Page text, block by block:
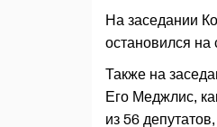
На заседании
остановился на
Также на
Его Меджлис,
из 56